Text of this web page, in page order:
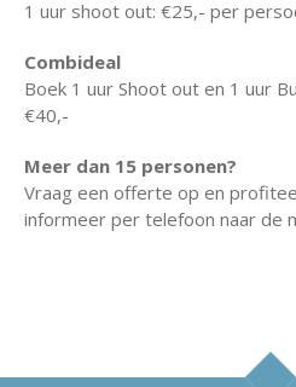
1 uur shoot out: €25,- per
Combideal
Boek 1 uur Shoot out en 1 uur
€40,-
Meer dan 15 personen?
Vraag een offerte op en
informeer per telefoon naar de